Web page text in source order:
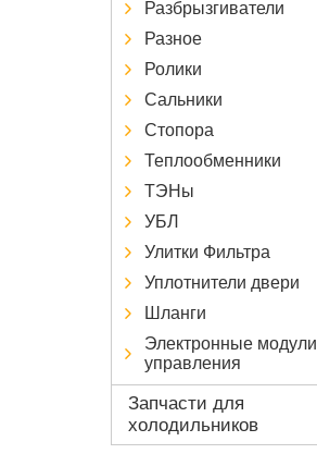
Разбрызгиватели
Разное
Ролики
Сальники
Стопора
Теплообменники
ТЭНы
УБЛ
Улитки Фильтра
Уплотнители двери
Шланги
Электронные модули
управления
Запчасти для
холодильников